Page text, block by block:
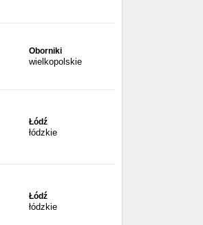
Oborniki
wielkopolskie
Łódź
łódzkie
Łódź
łódzkie